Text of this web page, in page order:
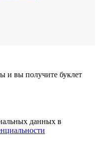
и вы получите буклет
данных в